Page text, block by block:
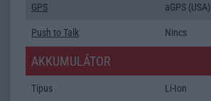
GPS aGPS (USA)
Push to Talk Nincs
AKKUMULÁTOR
Típus Li-Ion